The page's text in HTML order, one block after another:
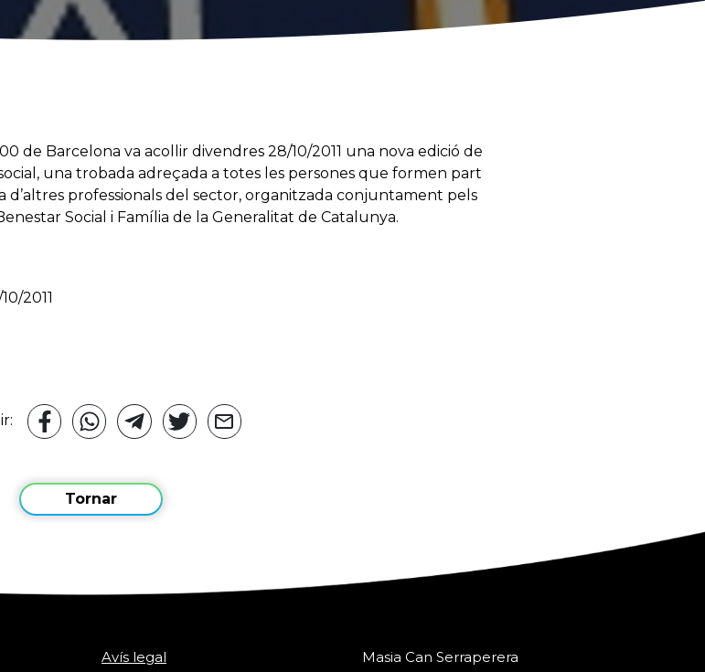
de Barcelona va acollir divendres 28/10/2011 una nova edició de
una trobada adreçada a totes les persones que formen part
d’altres professionals del sector, organitzada conjuntament pels
Social i Família de la Generalitat de Catalunya.
2011
Tornar
Avís legal
Masia Can Serraperera